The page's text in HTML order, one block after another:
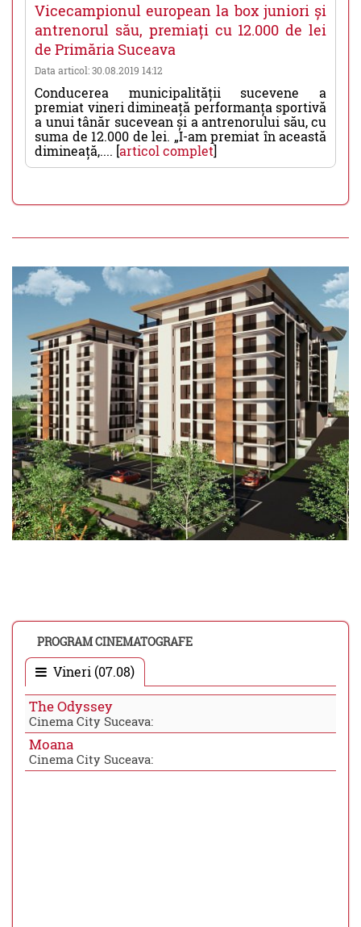
Vicecampionul european la box juniori și
antrenorul său, premiați cu 12.000 de lei
de Primăria Suceava
Data articol: 30.08.2019 14:12
Conducerea municipalității sucevene a
premiat vineri dimineață performanța sportivă
a unui tânăr sucevean și a antrenorului său, cu
suma de 12.000 de lei. „I-am premiat în această
dimineață,.... [articol complet]
PROGRAM CINEMATOGRAFE
Vineri (07.08)
The Odyssey
Cinema City Suceava:
Moana
Cinema City Suceava: